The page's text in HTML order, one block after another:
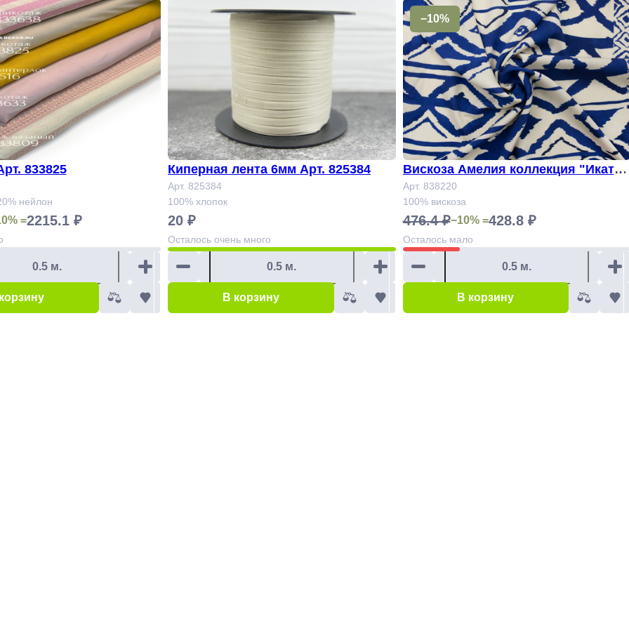
Арт. 833825
нейлон
=2215.1 ₽
Киперная лента 6мм Арт. 825384
Арт. 825384
100% хлопок
20 ₽
Осталось очень много
В корзину
−10%
Вискоза Амелия коллекция "Икат"
ПОД ЗАКАЗ Арт.838220
Арт. 838220
100% вискоза
476.4 ₽−10% =428.8 ₽
Осталось мало
В корзину